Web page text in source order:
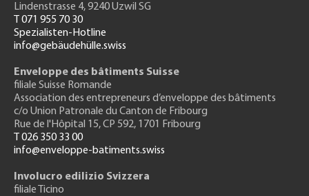
Lindenstrasse 4, 9240 Uzwil SG
T 071 955 70 30
Spezialisten-Hotline
info@gebäudehülle.swiss
Enveloppe des bâtiments Suisse
filiale Suisse Romande
Association des entrepreneurs d’enveloppe des bâtiments
c/o Union Patronale du Canton de Fribourg
Rue de l'Hôpital 15, CP 592, 1701 Fribourg
T 026 350 33 00
info@enveloppe-batiments.swiss
Involucro edilizio Svizzera
filiale Ticino